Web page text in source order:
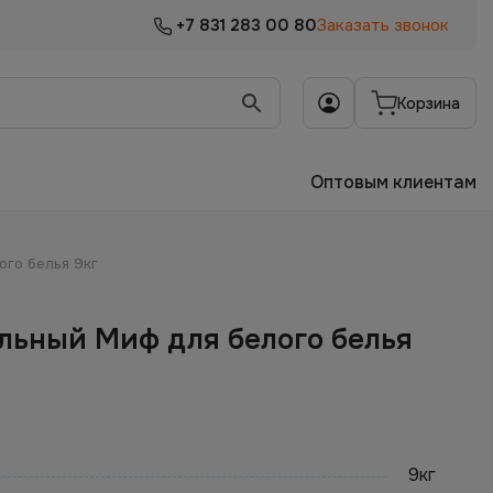
+7 831 283 00 80Заказать звонок
Корзина
Оптовым клиентам
белья 9кг
Миф для белого белья
9кг